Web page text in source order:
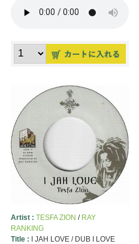
Artist : TESFA ZION / RAY
RANKING
Title : I JAH LOVE / DUB I LOVE